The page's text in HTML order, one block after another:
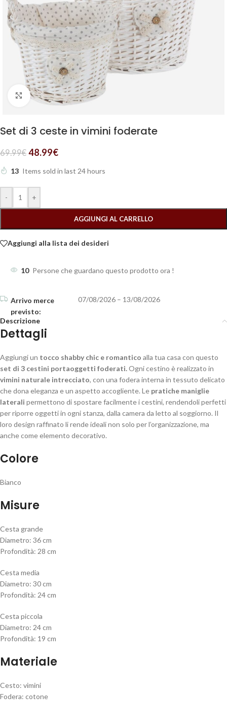
Clicca per ingrandire
Set di 3 ceste in vimini foderate
69.99€ 48.99€
13 Items sold in last 24 hours
- +
AGGIUNGI AL CARRELLO
Aggiungi alla lista dei desideri
10 Persone che guardano questo prodotto ora !
07/08/2026 – 13/08/2026
Descrizione
Dettagli
Aggiungi un tocco shabby chic e romantico alla tua casa con questo
set di 3 cestini portaoggetti foderati.Ogni cestino è realizzato in
vimini naturale intrecciato, con una fodera interna in tessuto delicato
che dona eleganza e un aspetto accogliente. Le pratiche maniglie
laterali permettono di spostare facilmente i cestini, rendendoli perfetti
per riporre oggetti in ogni stanza, dalla camera da letto al soggiorno. Il
loro design raffinato li rende ideali non solo per l’organizzazione, ma
anche come elemento decorativo.
Colore
Bianco
Misure
Cesta grande
Diametro: 36 cm
Profondità: 28 cm
Cesta media
Diametro: 30 cm
Profondità: 24 cm
Cesta piccola
Diametro: 24 cm
Profondità: 19 cm
Materiale
Cesto: vimini
Fodera: cotone